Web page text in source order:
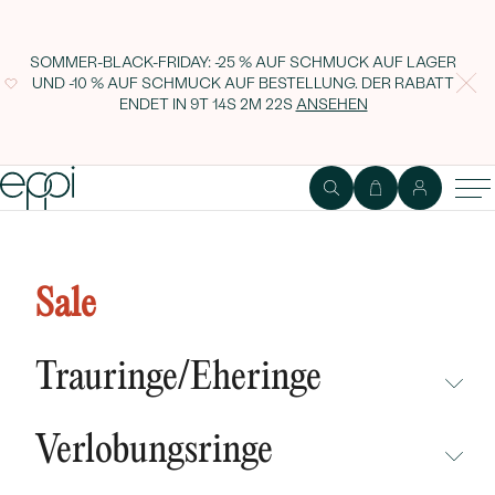
SOMMER-BLACK-FRIDAY: -25 % AUF SCHMUCK AUF LAGER
UND -10 % AUF SCHMUCK AUF BESTELLUNG. DER RABATT
ENDET IN9T 14S 2M 21S ANSEHEN
Sale
Trauringe/Eheringe
NEUHEITEN
Verlobungsringe
mit Gravur French Bulldog